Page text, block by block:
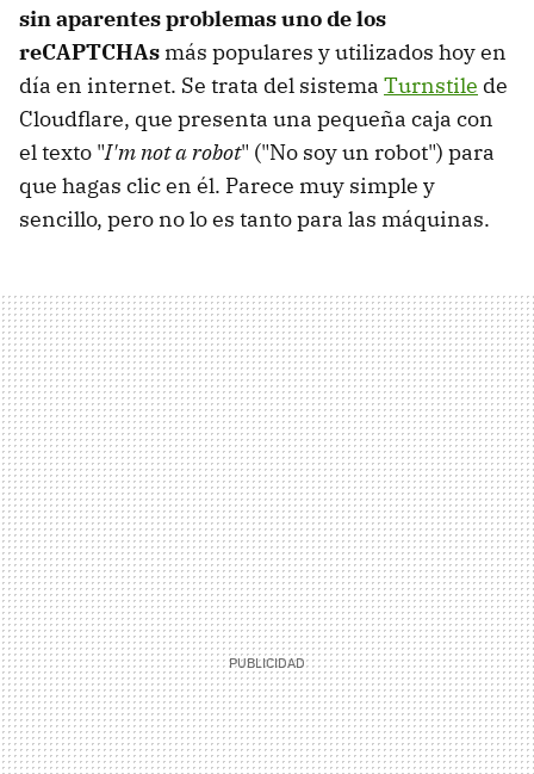
sin aparentes problemas uno de los
reCAPTCHAs más populares y utilizados hoy en
día en internet. Se trata del sistema Turnstile de
Cloudflare, que presenta una pequeña caja con
el texto "I'm not a robot" ("No soy un robot") para
que hagas clic en él. Parece muy simple y
sencillo, pero no lo es tanto para las máquinas.